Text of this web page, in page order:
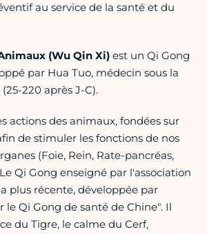
au service de la santé et du
(Wu Qin Xi) est un Qi Gong
par Hua Tuo, médecin sous la
220 après J-C).
actions des animaux, fondées sur
de stimuler les fonctions de nos
(Foie, Rein, Rate-pancréas,
Qi Gong enseigné par l'association
plus récente, développée par
le Qi Gong de santé de Chine". Il
du Tigre, le calme du Cerf,